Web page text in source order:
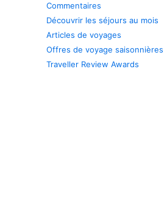
Commentaires
Découvrir les séjours au mois
Articles de voyages
Offres de voyage saisonnières
Traveller Review Awards